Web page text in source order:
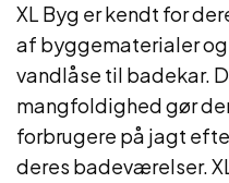
XL Byg er kendt for
af byggematerialer
vandlåse til badekar.
mangfoldighed gør
forbrugere på jagt
deres badeværelser.